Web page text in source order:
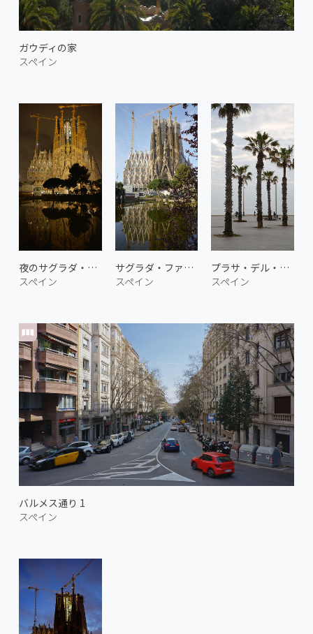
ガウディの家
スペイン
夜のサグラダ・ファミリア
スペイン
サグラダ・ファミリア 1
スペイン
プラサ・デル・マルの海岸
スペイン
バルメス通り 1
スペイン